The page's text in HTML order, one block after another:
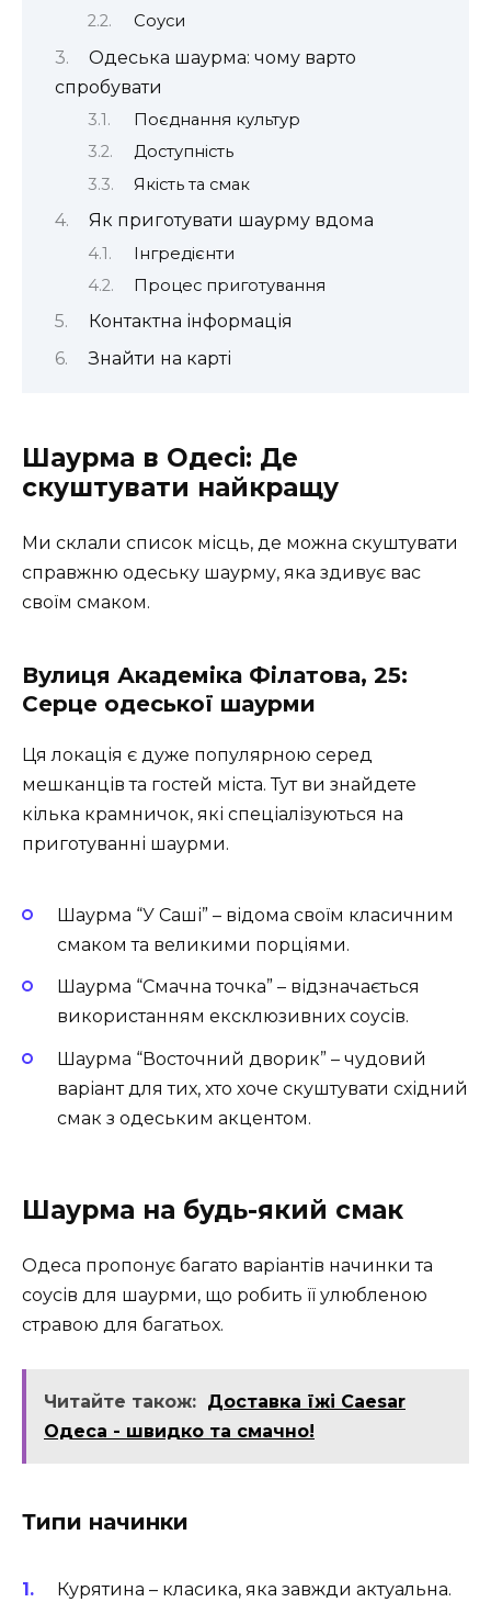
Соуси
Одеська шаурма: чому варто
спробувати
Поєднання культур
Доступність
Якість та смак
Як приготувати шаурму вдома
Інгредієнти
Процес приготування
Контактна інформація
Знайти на карті
Шаурма в Одесі: Де
скуштувати найкращу
Ми склали список місць, де можна скуштувати
справжню одеську шаурму, яка здивує вас
своїм смаком.
Вулиця Академіка Філатова, 25:
Серце одеської шаурми
Ця локація є дуже популярною серед
мешканців та гостей міста. Тут ви знайдете
кілька крамничок, які спеціалізуються на
приготуванні шаурми.
Шаурма “У Саші” – відома своїм класичним
смаком та великими порціями.
Шаурма “Смачна точка” – відзначається
використанням ексклюзивних соусів.
Шаурма “Восточний дворик” – чудовий
варіант для тих, хто хоче скуштувати східний
смак з одеським акцентом.
Шаурма на будь-який смак
Одеса пропонує багато варіантів начинки та
соусів для шаурми, що робить її улюбленою
стравою для багатьох.
Читайте також: Доставка їжі Caesar
Одеса - швидко та смачно!
Типи начинки
Курятина – класика, яка завжди актуальна.